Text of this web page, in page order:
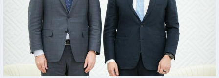
ажиллагаа